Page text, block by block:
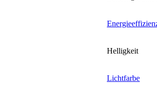
Helligkeit
Lichtfarbe